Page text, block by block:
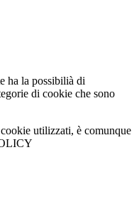
ha la possibilià di
di cookie che sono
utilizzati, è comunque